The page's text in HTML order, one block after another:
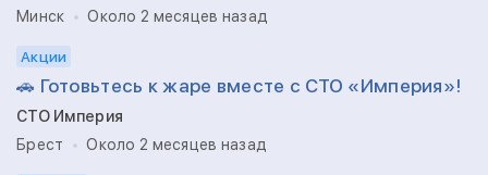
Минск
Около 2 месяцев назад
Акции
🚗 Готовьтесь к жаре вместе с СТО «Империя»!
СТО Империя
Брест
Около 2 месяцев назад